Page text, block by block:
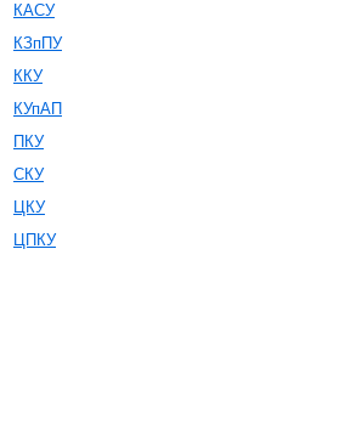
КАСУ
КЗпПУ
ККУ
КУпАП
ПКУ
СКУ
ЦКУ
ЦПКУ